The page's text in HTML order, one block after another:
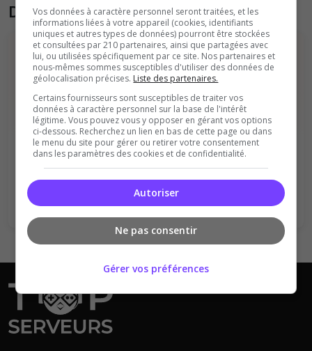
Donner son avis sur le serveur
Vous devez être connecté pour ajouter
un avis sur ce serveur !
Se connecter S'inscrire
Vos données à caractère personnel seront traitées, et les
informations liées à votre appareil (cookies, identifiants
uniques et autres types de données) pourront être stockées
et consultées par 210 partenaires, ainsi que partagées avec
lui, ou utilisées spécifiquement par ce site. Nos partenaires et
nous-mêmes sommes susceptibles d'utiliser des données de
géolocalisation précises. Liste des partenaires.
Certains fournisseurs sont susceptibles de traiter vos
données à caractère personnel sur la base de l'intérêt
légitime. Vous pouvez vous y opposer en gérant vos options
ci-dessous. Recherchez un lien en bas de cette page ou dans
le menu du site pour gérer ou retirer votre consentement
dans les paramètres des cookies et de confidentialité.
Autoriser
Ne pas consentir
Gérer vos préférences